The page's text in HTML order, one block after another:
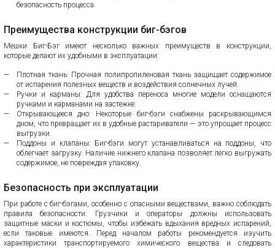
безопасность процесса.
Преимущества конструкции биг-бэгов
Мешки Биг-Бэг имеют несколько важных преимуществ в конструкции,
которые делают их удобными в эксплуатации:
Плотная ткань: Прочная полипропиленовая ткань защищает содержимое
от испарения полезных веществ и воздействия солнечных лучей.
Ручки и карманы: Для удобства переноса многие модели оснащаются
ручками и карманами на застежке.
Открывающееся дно: Некоторые биг-бэги снабжены раскрывающимся
дном, что превращает их в удобные растариватели — это упрощает процесс
выгрузки.
Поддоны и клапаны: Биг-бэги могут устанавливаться на поддоны, что
облегчает загрузку. Наличие нижнего клапана позволяет легко выгружать
содержимое, не повреждая упаковку.
Безопасность при эксплуатации
При работе с биг-бэгами, особенно с опасными веществами, важно соблюдать
правила безопасности. Грузчики и операторы должны использовать
защитные маски и костюмы, чтобы избежать вдыхания вредных испарений,
если таковые имеются. Перед началом работы рекомендуется изучить
характеристики транспортируемого химического вещества и следовать